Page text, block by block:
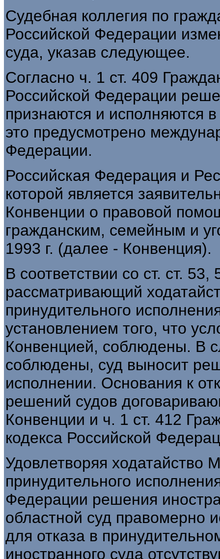
Судебная коллегия по
Российской Федерации
суда, указав следующее.
Согласно ч. 1 ст. 409
Российской Федерации
признаются и исполняются
это предусмотрено
Федерации.
Российская Федерация и
которой является
Конвенции о правовой
гражданским, семейным и
1993 г. (далее - Конвенция).
В соответствии со ст. ст.
рассматривающий
принудительного
установлением того, что
Конвенцией, соблюдены. В
соблюдены, суд выносит
исполнении. Основания к
решений судов
Конвенции и ч. 1 ст. 412
кодекса Российской
Удовлетворяя ходатайство
принудительного
Федерации решения
областной суд правомерно
для отказа в
иностранного суда